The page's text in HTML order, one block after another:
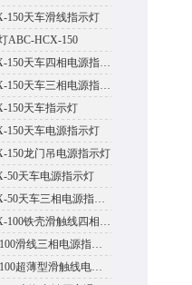
150天车滑线指示灯
ABC-HCX-150
ABC-HCX-150天车四相电源指示灯
ABC-HCX-150天车三相电源指示灯
150天车指示灯
150天车电源指示灯
150龙门吊电源指示灯
50天车电源指示灯
ABC-HCX-50天车三相电源指示灯
ABC-HCX-100铁壳滑触线四相电源指示灯
ABC-hcx-100滑线三相电源指示灯
ABC-hcx-100超薄型滑触线电源指示灯